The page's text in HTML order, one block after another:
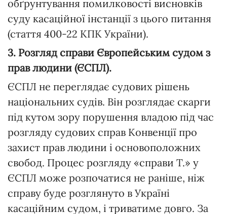
обґрунтування помилковості висновків
суду касаційної інстанції з цього питання
(стаття 400-22 КПК України).
3. Розгляд справи Європейським судом з
прав людини (ЄСПЛ).
ЄСПЛ не переглядає судових рішень
національних судів. Він розглядає скарги
під кутом зору порушення владою під час
розгляду судових справ Конвенції про
захист прав людини і основоположних
свобод. Процес розгляду «справи Т.» у
ЄСПЛ може розпочатися не раніше, ніж
справу буде розглянуто в Україні
касаційним судом, і триватиме довго. За